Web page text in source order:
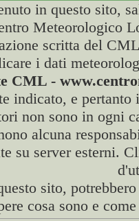
in questo sito,
Meteorologico
scritta del
i dati
CML -
indicato, e
non sono in ogni
alcuna
su server esterni.
sito,
cosa sono e